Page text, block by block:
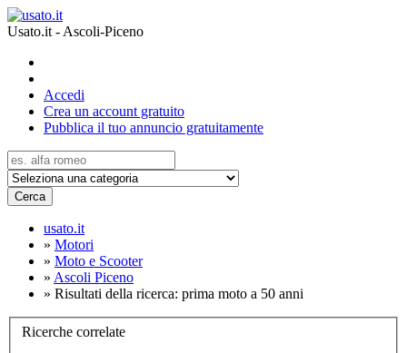
Usato.it - Ascoli-Piceno
Accedi
Crea un account gratuito
Pubblica il tuo annuncio gratuitamente
Cerca
usato.it
» Motori
» Moto e Scooter
» Ascoli Piceno
» Risultati della ricerca: prima moto a 50 anni
Ricerche correlate